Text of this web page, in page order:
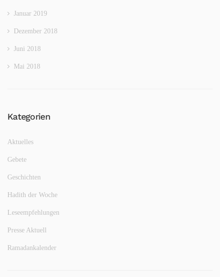
Januar 2019
Dezember 2018
Juni 2018
Mai 2018
Kategorien
Aktuelles
Gebete
Geschichten
Hadith der Woche
Leseempfehlungen
Presse Aktuell
Ramadankalender